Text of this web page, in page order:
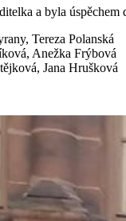
a byla
Tereza Polanská
Anežka Frýbová
Jana Hrušková